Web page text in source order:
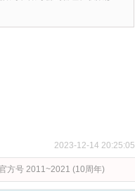
2023-12-14 20:25:05
方号 2011~2021 (10周年)